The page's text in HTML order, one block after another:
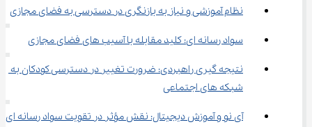
نظام آموزشی و نیاز به بازنگری در دسترسی به فضای مجازی
سواد رسانه‌ ای: کلید مقابله با آسیب‌ های فضای مجازی
نتیجه‌ گیری راهبردی: ضرورت تغییر در دسترسی کودکان به
شبکه‌ های اجتماعی
آی ‌نو و آموزش دیجیتال: نقش مؤثر در تقویت سواد رسانه‌ ای